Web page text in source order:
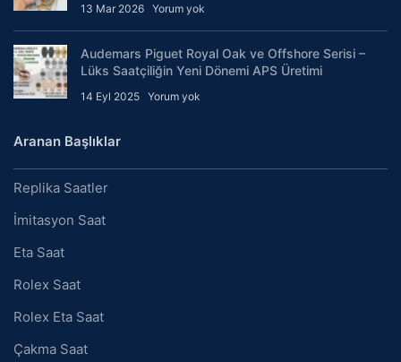
13 Mar 2026 Yorum yok
Audemars Piguet Royal Oak ve Offshore Serisi –
Lüks Saatçiliğin Yeni Dönemi APS Üretimi
14 Eyl 2025 Yorum yok
Aranan Başlıklar
Replika Saatler
İmitasyon Saat
Eta Saat
Rolex Saat
Rolex Eta Saat
Çakma Saat